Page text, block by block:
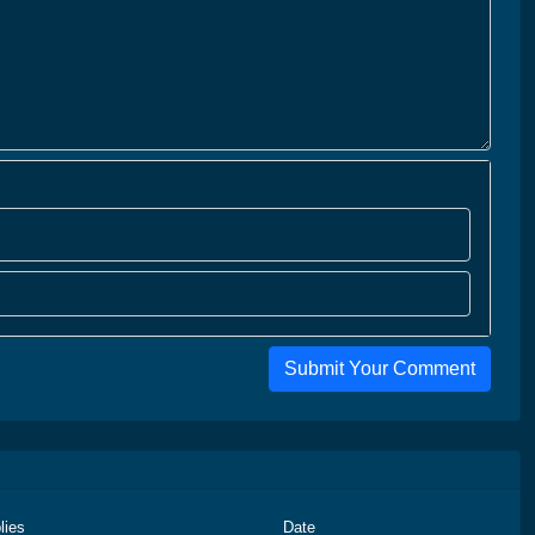
Submit Your Comment
Date